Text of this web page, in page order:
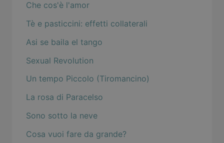
Che cos'è l'amor
Tè e pasticcini: effetti collaterali
Asi se baila el tango
Sexual Revolution
Un tempo Piccolo (Tiromancino)
La rosa di Paracelso
Sono sotto la neve
Cosa vuoi fare da grande?